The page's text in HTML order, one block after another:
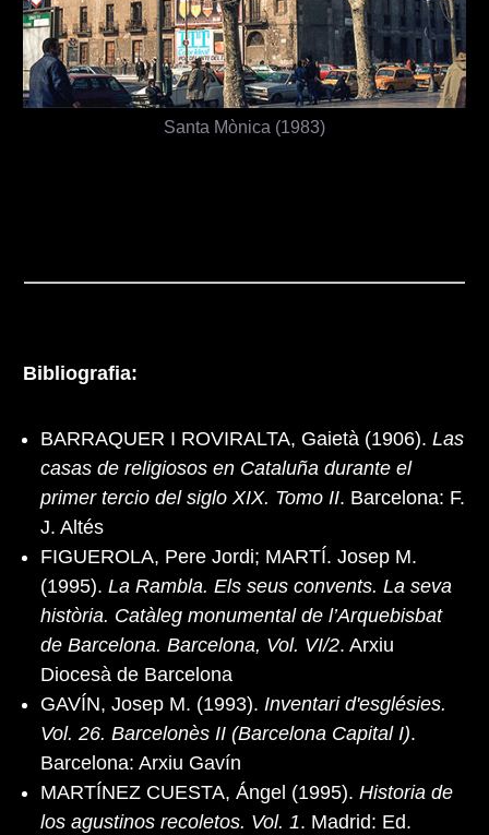
Santa Mònica (1983)
Bibliografia:
BARRAQUER I ROVIRALTA, Gaietà (1906). Las
casas de religiosos en Cataluña durante el
primer tercio del siglo XIX. Tomo II. Barcelona: F.
J. Altés
FIGUEROLA, Pere Jordi; MARTÍ. Josep M.
(1995). La Rambla. Els seus convents. La seva
història. Catàleg monumental de l’Arquebisbat
de Barcelona. Barcelona, Vol. VI/2. Arxiu
Diocesà de Barcelona
GAVÍN, Josep M. (1993). Inventari d'esglésies.
Vol. 26. Barcelonès II (Barcelona Capital I).
Barcelona: Arxiu Gavín
MARTÍNEZ CUESTA, Ángel (1995). Historia de
los agustinos recoletos. Vol. 1. Madrid: Ed.